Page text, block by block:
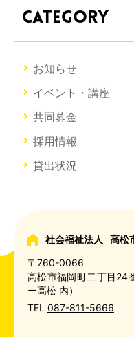
CATEGORY
お知らせ
イベント・講座
共同募金
採用情報
貸出状況
社会福祉法人
高松
〒760-0066
高松市福岡町二丁目24
ー高松 内）
TEL 087-811-5666